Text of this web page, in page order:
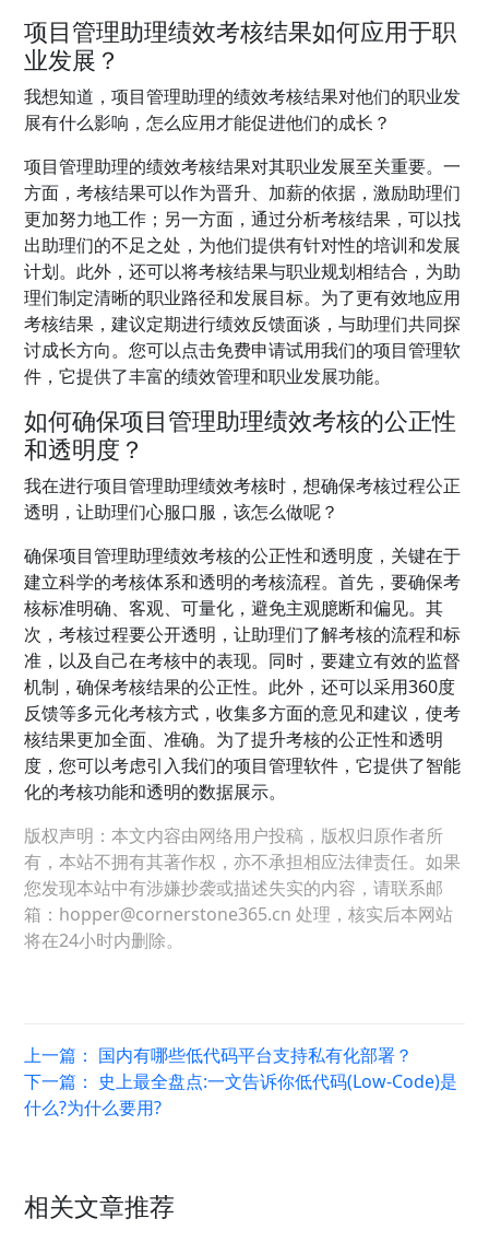
项目管理助理绩效考核结果如何应用于职
业发展？
我想知道，项目管理助理的绩效考核结果对他们的职业发
展有什么影响，怎么应用才能促进他们的成长？
项目管理助理的绩效考核结果对其职业发展至关重要。一
方面，考核结果可以作为晋升、加薪的依据，激励助理们
更加努力地工作；另一方面，通过分析考核结果，可以找
出助理们的不足之处，为他们提供有针对性的培训和发展
计划。此外，还可以将考核结果与职业规划相结合，为助
理们制定清晰的职业路径和发展目标。为了更有效地应用
考核结果，建议定期进行绩效反馈面谈，与助理们共同探
讨成长方向。您可以点击免费申请试用我们的项目管理软
件，它提供了丰富的绩效管理和职业发展功能。
如何确保项目管理助理绩效考核的公正性
和透明度？
我在进行项目管理助理绩效考核时，想确保考核过程公正
透明，让助理们心服口服，该怎么做呢？
确保项目管理助理绩效考核的公正性和透明度，关键在于
建立科学的考核体系和透明的考核流程。首先，要确保考
核标准明确、客观、可量化，避免主观臆断和偏见。其
次，考核过程要公开透明，让助理们了解考核的流程和标
准，以及自己在考核中的表现。同时，要建立有效的监督
机制，确保考核结果的公正性。此外，还可以采用360度
反馈等多元化考核方式，收集多方面的意见和建议，使考
核结果更加全面、准确。为了提升考核的公正性和透明
度，您可以考虑引入我们的项目管理软件，它提供了智能
化的考核功能和透明的数据展示。
版权声明：本文内容由网络用户投稿，版权归原作者所
有，本站不拥有其著作权，亦不承担相应法律责任。如果
您发现本站中有涉嫌抄袭或描述失实的内容，请联系邮
箱：hopper@cornerstone365.cn 处理，核实后本网站
将在24小时内删除。
上一篇： 国内有哪些低代码平台支持私有化部署？
下一篇： 史上最全盘点:一文告诉你低代码(Low-Code)是
什么?为什么要用?
相关文章推荐